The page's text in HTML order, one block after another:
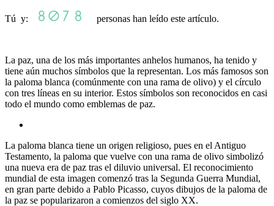
Tú y: personas han leído este artículo.
La paz, una de los más importantes anhelos humanos, ha tenido y
tiene aún muchos símbolos que la representan. Los más famosos son
la paloma blanca (comúnmente con una rama de olivo) y el círculo
con tres líneas en su interior. Estos símbolos son reconocidos en casi
todo el mundo como emblemas de paz.
La paloma blanca tiene un origen religioso, pues en el Antiguo
Testamento, la paloma que vuelve con una rama de olivo simbolizó
una nueva era de paz tras el diluvio universal. El reconocimiento
mundial de esta imagen comenzó tras la Segunda Guerra Mundial,
en gran parte debido a Pablo Picasso, cuyos dibujos de la paloma de
la paz se popularizaron a comienzos del siglo XX.